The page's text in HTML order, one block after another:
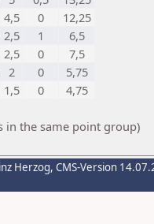
4,5 0
12,25
2,5 1
6,5
2,5 0
7,5
2 0
5,75
1,5 0
4,75
in the same point group)
Herzog, CMS-Version